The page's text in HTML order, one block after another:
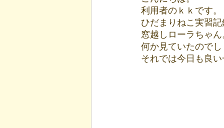
利用者のｋｋです。
ひだまりねこ実習記
窓越しローラちゃん
何か見ていたのでし
それでは今日も良い